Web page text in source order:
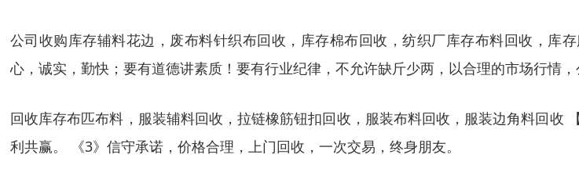
公司收购库存辅料花边，废布料针织布回收，库存棉布回收，纺织厂库存布料回收，库
心，诚实，勤快；要有道德讲素质！要有行业纪律，不允许缺斤少两，以合理的市场行情
回收库存布匹布料，服装辅料回收，拉链橡筋钮扣回收，服装布料回收，服装边角料回收
利共赢。 《3》信守承诺，价格合理，上门回收，一次交易，终身朋友。